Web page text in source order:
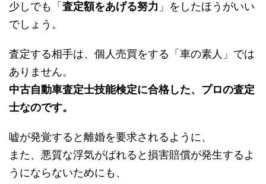
少しでも「 査定額をあげる努力 」をしたほうがいい
でしょう。
査定する相手は、個人売買をする「車の素人」では
ありません。
中古自動車査定士技能検定に合格した、プロの査定
士なのです。
嘘が発覚すると離婚を要求されるように、
また、悪質な浮気がばれると損害賠償が発生するよ
うにならないためにも、